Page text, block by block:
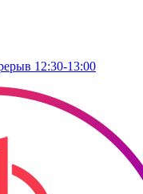
12:30-13:00